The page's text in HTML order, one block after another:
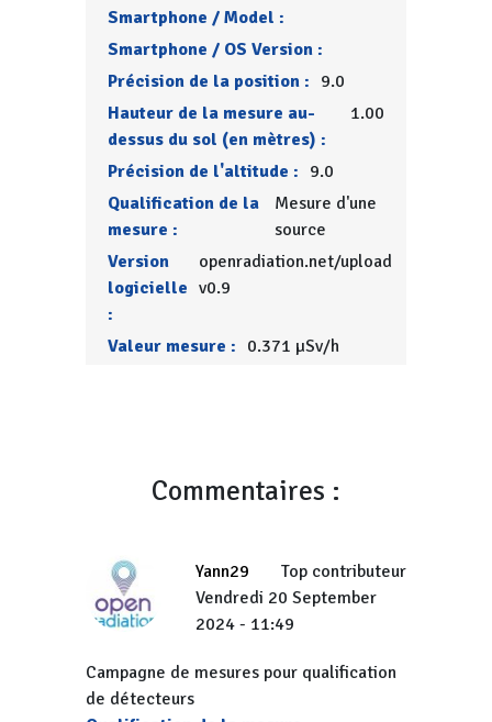
Smartphone / Model :
Smartphone / OS Version :
Précision de la position : 9.0
Hauteur de la mesure au-
dessus du sol (en mètres) :
1.00
Précision de l'altitude : 9.0
Qualification de la
mesure :
Mesure d'une
source
Version
logicielle
:
openradiation.net/upload
v0.9
Valeur mesure : 0.371 µSv/h
Commentaires :
Yann29
Top contributeur
Vendredi 20 September
2024 - 11:49
Campagne de mesures pour qualification
de détecteurs